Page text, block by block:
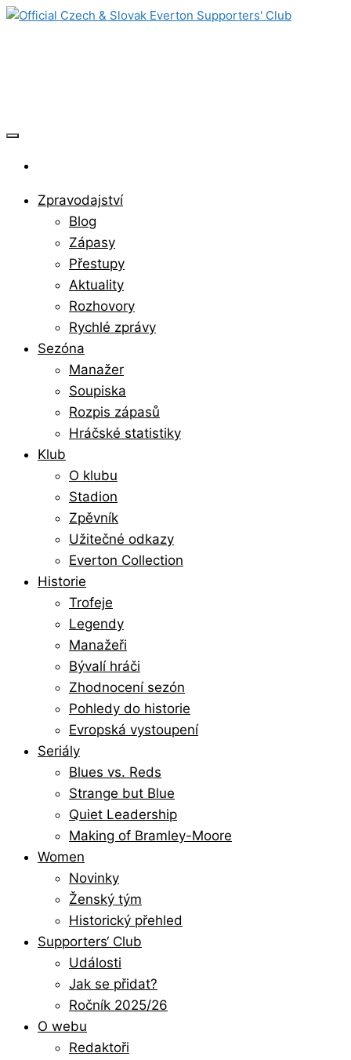
Skip
Zpravodajství
Blog
Zápasy
Přestupy
Aktuality
Rozhovory
Rychlé zprávy
Sezóna
Manažer
Soupiska
Rozpis zápasů
Hráčské statistiky
Klub
O klubu
Stadion
Zpěvník
Užitečné odkazy
Everton Collection
Historie
Trofeje
Legendy
Manažeři
Bývalí hráči
Zhodnocení sezón
Pohledy do historie
Evropská vystoupení
Seriály
Blues vs. Reds
Strange but Blue
Quiet Leadership
Making of Bramley-Moore
Women
Novinky
Ženský tým
Historický přehled
Supporters‘ Club
Události
Jak se přidat?
Ročník 2025/26
O webu
Redaktoři